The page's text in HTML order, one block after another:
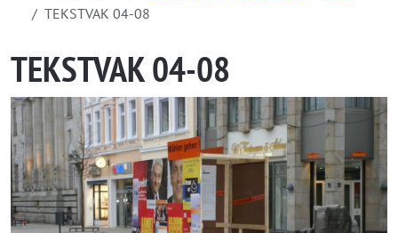
TEKSTVAK 04-08
TEKSTVAK 04-08